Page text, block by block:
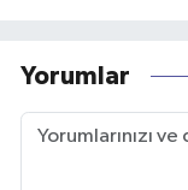
Yorumlar